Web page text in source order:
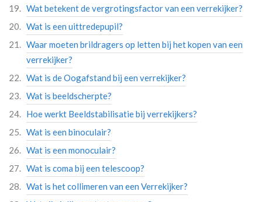
Wat betekent de vergrotingsfactor van een verrekijker?
Wat is een uittredepupil?
Waar moeten brildragers op letten bij het kopen van een
verrekijker?
Wat is de Oogafstand bij een verrekijker?
Wat is beeldscherpte?
Hoe werkt Beeldstabilisatie bij verrekijkers?
Wat is een binoculair?
Wat is een monoculair?
Wat is coma bij een telescoop?
Wat is het collimeren van een Verrekijker?